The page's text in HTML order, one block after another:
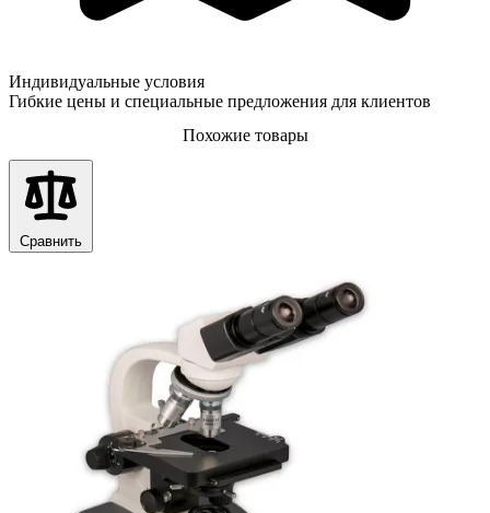
Индивидуальные условия
Гибкие цены и специальные предложения для клиентов
Похожие товары
Сравнить